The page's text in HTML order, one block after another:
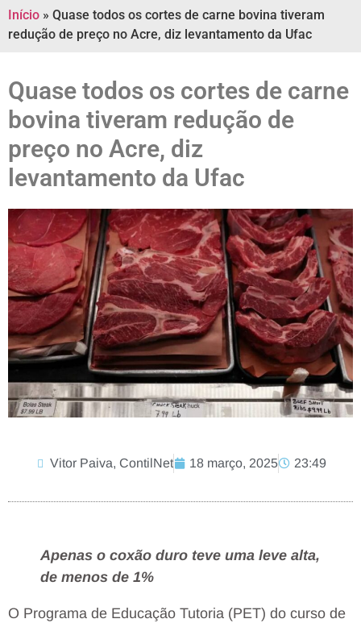
Início » Quase todos os cortes de carne bovina tiveram
redução de preço no Acre, diz levantamento da Ufac
Quase todos os cortes de carne
bovina tiveram redução de
preço no Acre, diz
levantamento da Ufac
Vitor Paiva, ContilNet 18 março, 2025 23:49
Apenas o coxão duro teve uma leve alta,
de menos de 1%
O Programa de Educação Tutoria (PET) do curso de